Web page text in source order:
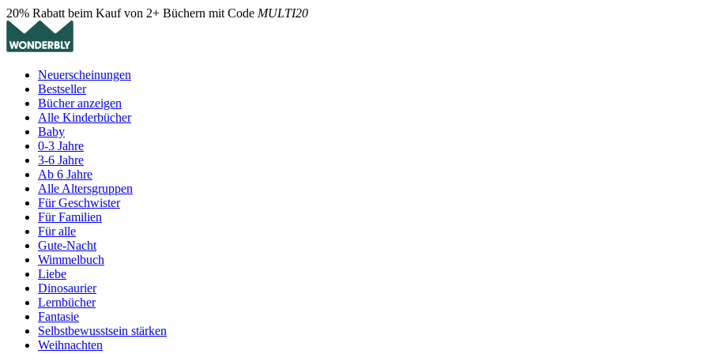
20% Rabatt beim Kauf von 2+ Büchern mit Code MULTI20
Neuerscheinungen
Bestseller
Bücher anzeigen
Alle Kinderbücher
Baby
0-3 Jahre
3-6 Jahre
Ab 6 Jahre
Alle Altersgruppen
Für Geschwister
Für Familien
Für alle
Gute-Nacht
Wimmelbuch
Liebe
Dinosaurier
Lernbücher
Fantasie
Selbstbewusstsein stärken
Weihnachten